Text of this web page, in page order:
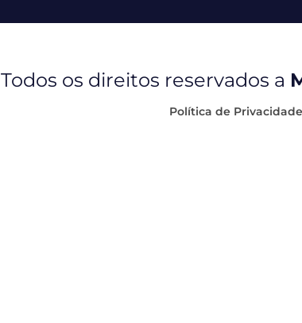
Todos os direitos reservados a
Política de Privacidade